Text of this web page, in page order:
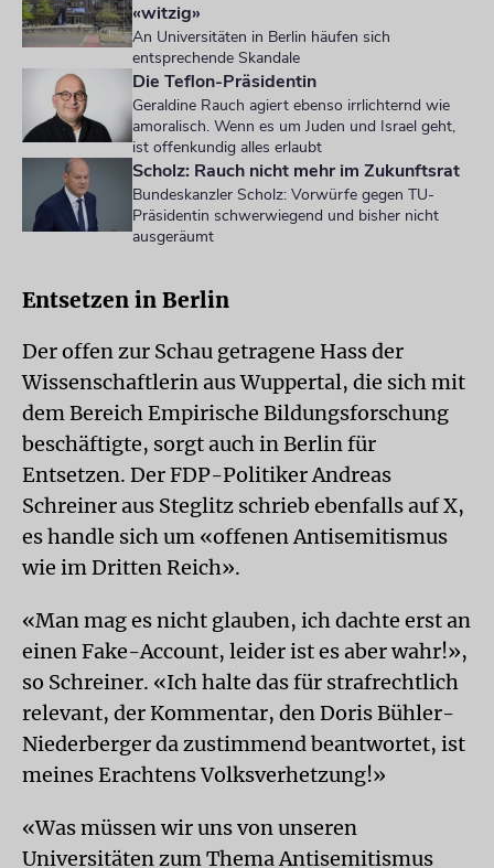
«witzig»
An Universitäten in Berlin häufen sich
entsprechende Skandale
Die Teflon-Präsidentin
Geraldine Rauch agiert ebenso irrlichternd wie
amoralisch. Wenn es um Juden und Israel geht,
ist offenkundig alles erlaubt
Scholz: Rauch nicht mehr im Zukunftsrat
Bundeskanzler Scholz: Vorwürfe gegen TU-
Präsidentin schwerwiegend und bisher nicht
ausgeräumt
Entsetzen in Berlin
Der offen zur Schau getragene Hass der
Wissenschaftlerin aus Wuppertal, die sich mit
dem Bereich Empirische Bildungsforschung
beschäftigte, sorgt auch in Berlin für
Entsetzen. Der FDP-Politiker Andreas
Schreiner aus Steglitz schrieb ebenfalls auf X,
es handle sich um «offenen Antisemitismus
wie im Dritten Reich».
«Man mag es nicht glauben, ich dachte erst an
einen Fake-Account, leider ist es aber wahr!»,
so Schreiner. «Ich halte das für strafrechtlich
relevant, der Kommentar, den Doris Bühler-
Niederberger da zustimmend beantwortet, ist
meines Erachtens Volksverhetzung!»
«Was müssen wir uns von unseren
Universitäten zum Thema Antisemitismus